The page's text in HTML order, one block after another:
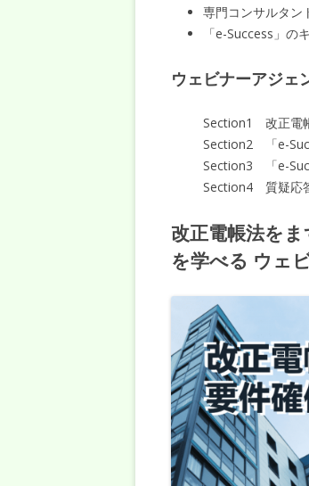
専門コンサルタン
「e-Success」の
ウェビナーアジェ
Section1 改正電
Section2 「e-
Section3 「e-
Section4 質疑応
改正電帳法を
を学べる ウェ